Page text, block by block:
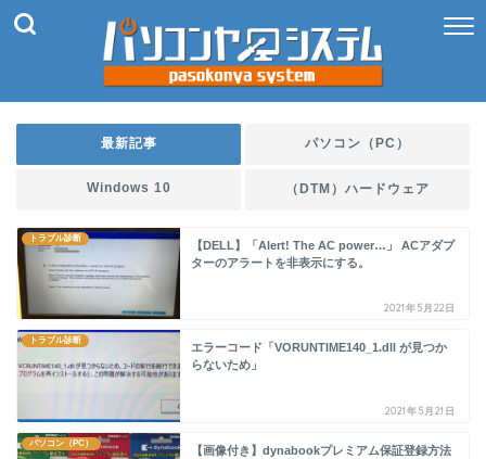
最新記事 パソコン（PC）
Windows 10 （DTM）ハードウェア
トラブル診断
【DELL】「Alert! The AC power…」 ACアダプ
ターのアラートを非表示にする。
2021年5月22日
トラブル診断
エラーコード「VORUNTIME140_1.dll が見つか
らないため」
2021年5月21日
パソコン（PC）
【画像付き】dynabookプレミアム保証登録方法